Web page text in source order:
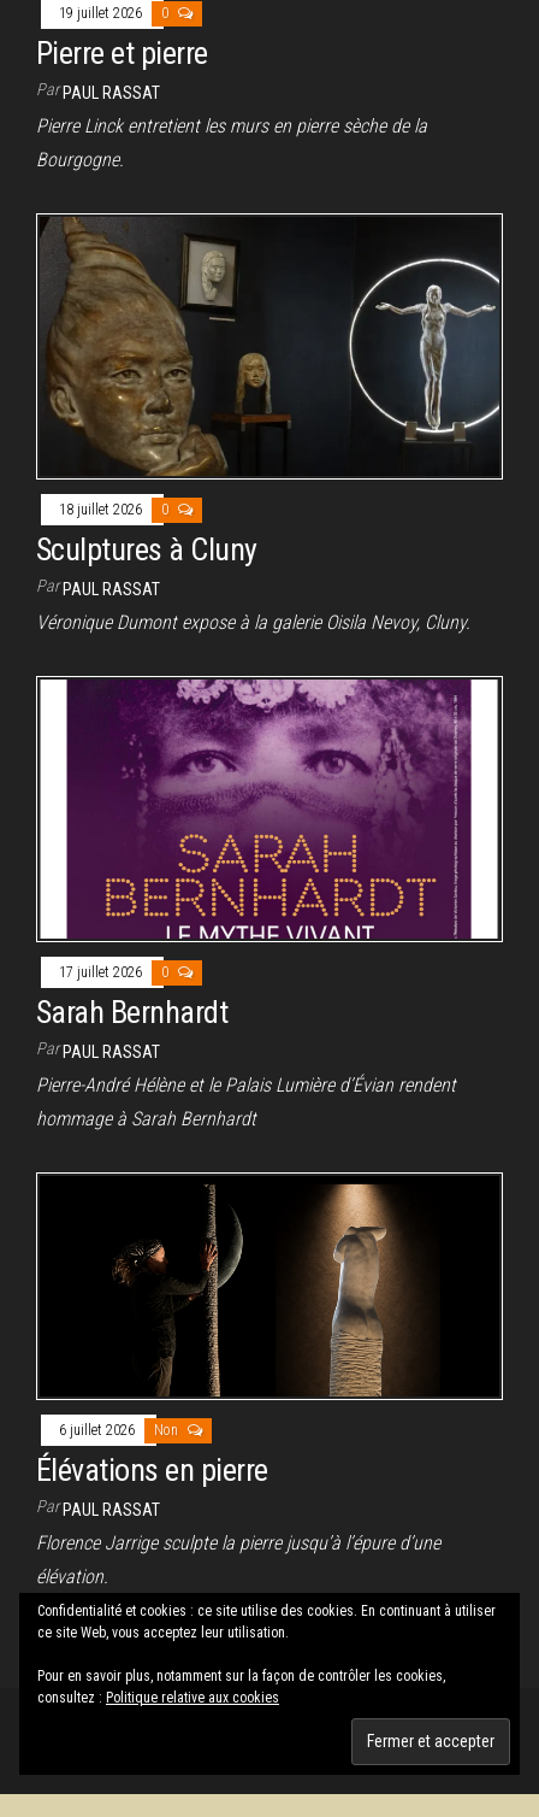
19 juillet 2026 0
Pierre et pierre
ParPAUL RASSAT
Pierre Linck entretient les murs en pierre sèche de la
Bourgogne.
18 juillet 2026 0
Sculptures à Cluny
ParPAUL RASSAT
Véronique Dumont expose à la galerie Oisila Nevoy, Cluny.
17 juillet 2026 0
Sarah Bernhardt
ParPAUL RASSAT
Pierre-André Hélène et le Palais Lumière d’Évian rendent
hommage à Sarah Bernhardt
6 juillet 2026 Non
Élévations en pierre
ParPAUL RASSAT
Florence Jarrige sculpte la pierre jusqu’à l’épure d’une
élévation.
Pagination
des
1
Thème :Envo Magazine
Confidentialité et cookies : ce site utilise des cookies. En continuant à utiliser
ce site Web, vous acceptez leur utilisation.
Pour en savoir plus, notamment sur la façon de contrôler les cookies,
consultez : Politique relative aux cookies